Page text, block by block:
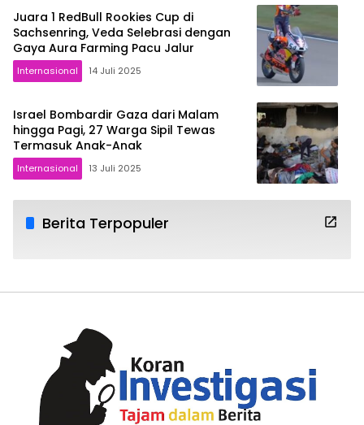
Juara 1 RedBull Rookies Cup di
Sachsenring, Veda Selebrasi dengan
Gaya Aura Farming Pacu Jalur
Internasional 14 Juli 2025
Israel Bombardir Gaza dari Malam
hingga Pagi, 27 Warga Sipil Tewas
Termasuk Anak-Anak
Internasional 13 Juli 2025
Berita Terpopuler